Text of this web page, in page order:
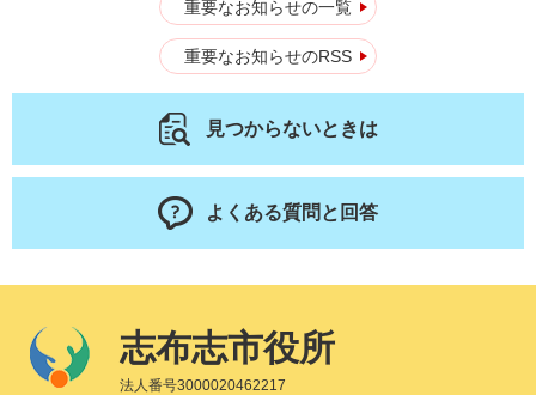
重要なお知らせの一覧
重要なお知らせのRSS
見つからないときは
よくある質問と回答
志布志市役所
法人番号3000020462217